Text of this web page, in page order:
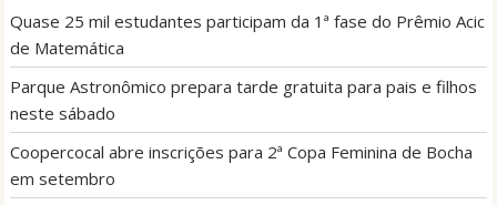
Quase 25 mil estudantes participam da 1ª fase do Prêmio Acic
de Matemática
Parque Astronômico prepara tarde gratuita para pais e filhos
neste sábado
Coopercocal abre inscrições para 2ª Copa Feminina de Bocha
em setembro